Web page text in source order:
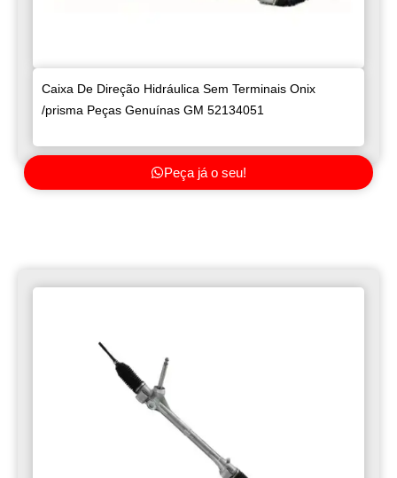
Caixa De Direção Hidráulica Sem Terminais Onix
/prisma Peças Genuínas GM 52134051
Peça já o seu!